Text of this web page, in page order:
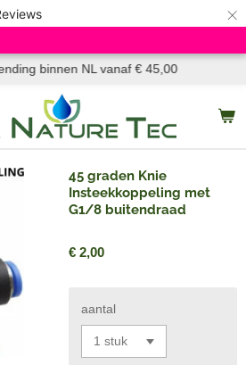
×
binnen NL vanaf € 45,00
45 graden Knie
Insteekkoppeling met
G1/8 buitendraad
€ 2,00
aantal